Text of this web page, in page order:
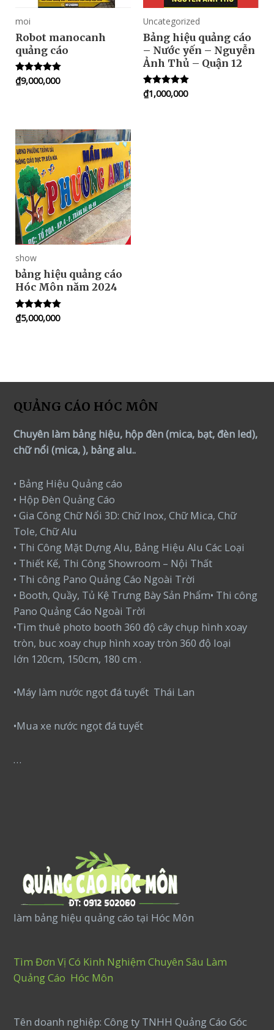
moi
Robot manocanh
quảng cáo
Rated
5.00
₫9,000,000
Uncategorized
Bảng hiệu quảng cáo
– Nước yến – Nguyễn
Ảnh Thủ – Quận 12
Rated
5.00
₫1,000,000
show
bảng hiệu quảng cáo
Hóc Môn năm 2024
Rated
5.00
₫5,000,000
QUẢNG CÁO HÓC MÔN
Chuyên làm bảng hiệu, hộp đèn (mica, bạt, đèn led),
chữ nổi (mica, ), bảng alu..
• Bảng Hiệu Quảng cáo
• Hộp Đèn Quảng Cáo
• Gia Công Chữ Nổi 3D: Chữ Inox, Chữ Mica, Chữ
Tole, Chữ Alu
• Thi Công Mặt Dựng Alu, Bảng Hiệu Alu Các Loại
• Thiết Kế, Thi Công Showroom – Nội Thất
• Thi công Pano Quảng Cáo Ngoài Trời
• Booth, Quầy, Tủ Kệ Trưng Bày Sản Phẩm• Thi công
Pano Quảng Cáo Ngoài Trời
•Tìm thuê photo booth 360 độ cây chụp hình xoay
tròn, buc xoay chụp hình xoay tròn 360 độ loại
lớn 120cm, 150cm, 180 cm .
•Máy làm nước ngọt đá tuyết Thái Lan
•Mua xe nước ngọt đá tuyết
…
làm bảng hiệu quảng cáo tại Hóc Môn
Tìm Đơn Vị Có Kinh Nghiệm Chuyên Sâu Làm
Quảng Cáo Hóc Môn
Tên doanh nghiệp: Công ty TNHH Quảng Cáo Góc